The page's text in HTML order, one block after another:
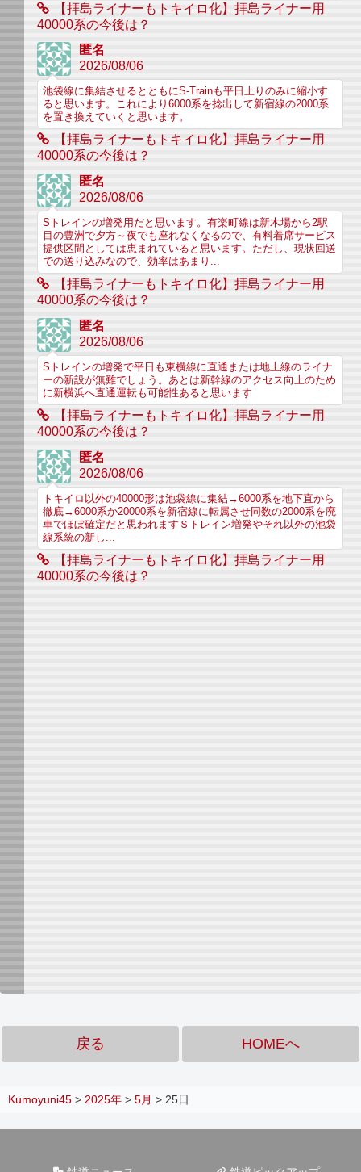
【拝島ライナーもトキイロ化】拝島ライナー用
40000系の今後は？
匿名
2026/08/06
池袋線に集結させるとともにS-Trainも平日上りのみに縮小す
ると思います。これにより6000系を捻出して新宿線の2000系
を置き換えていくと思います。
【拝島ライナーもトキイロ化】拝島ライナー用
40000系の今後は？
匿名
2026/08/06
Sトレインの増発用だと思います。有楽町線は新木場から2駅
目の豊洲で夕方～夜でも座れなくなるので、有料着席サービス
提供区間としては恵まれていると思います。ただし、現状回送
での送り込みなので、効率はあまり...
【拝島ライナーもトキイロ化】拝島ライナー用
40000系の今後は？
匿名
2026/08/06
Sトレインの増発で平日も東横線に直通または地上線のライナ
ーの新設が無難でしょう。あとは新幹線のアクセス向上のため
に新横浜へ直通運転も可能性あると思います
【拝島ライナーもトキイロ化】拝島ライナー用
40000系の今後は？
匿名
2026/08/06
トキイロ以外の40000形は池袋線に集結→6000系を地下直から
徹底→6000系か20000系を新宿線に転属させ同数の2000系を廃
車でほぼ確定だと思われますＳトレイン増発やそれ以外の池袋
線系統の新し...
【拝島ライナーもトキイロ化】拝島ライナー用
40000系の今後は？
戻る HOMEへ
Kumoyuni45 > 2025年 > 5月 > 25日